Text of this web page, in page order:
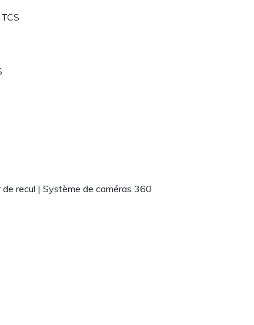
de recul | Système de caméras 360